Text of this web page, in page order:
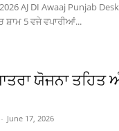
AJ DI Awaaj Punjab
ਸ਼ਾਮ 5 ਵਜੇ ਵਪਾਰੀਆਂ...
ਯੋਜਨਾ
- June 17, 2026